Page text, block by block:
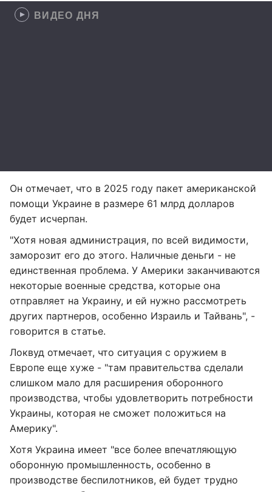
ВИДЕО ДНЯ
Он отмечает, что в 2025 году пакет американской
помощи Украине в размере 61 млрд долларов
будет исчерпан.
"Хотя новая администрация, по всей видимости,
заморозит его до этого. Наличные деньги - не
единственная проблема. У Америки заканчиваются
некоторые военные средства, которые она
отправляет на Украину, и ей нужно рассмотреть
других партнеров, особенно Израиль и Тайвань", -
говорится в статье.
Локвуд отмечает, что ситуация с оружием в
Европе еще хуже - "там правительства сделали
слишком мало для расширения оборонного
производства, чтобы удовлетворить потребности
Украины, которая не сможет положиться на
Америку".
Хотя Украина имеет "все более впечатляющую
оборонную промышленность, особенно в
производстве беспилотников, ей будет трудно